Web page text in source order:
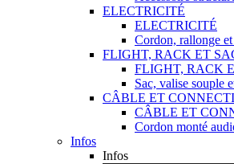
ELECTRICITÉ
ELECTRICITÉ
Cordon, rallonge
FLIGHT, RACK ET
FLIGHT, RACK
Sac, valise souple
CÂBLE ET
CÂBLE ET
Cordon monté
Infos
Infos